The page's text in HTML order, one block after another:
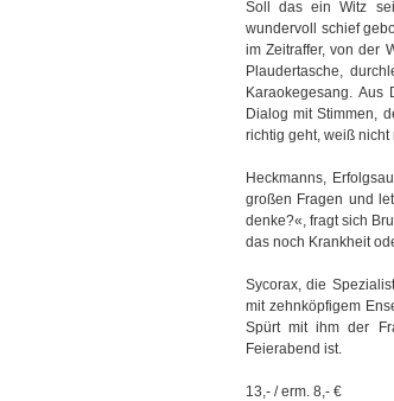
Soll das ein Witz
wundervoll schief
im Zeitraffer, von der
Plaudertasche,
Karaokegesang. Aus
Dialog mit Stimmen,
richtig geht, weiß
Heckmanns,
großen Fragen und
denke?«, fragt sich
das noch Krankheit
Sycorax, die
mit zehnköpfigem
Spürt mit ihm der
Feierabend ist.
13,- / erm. 8,- €